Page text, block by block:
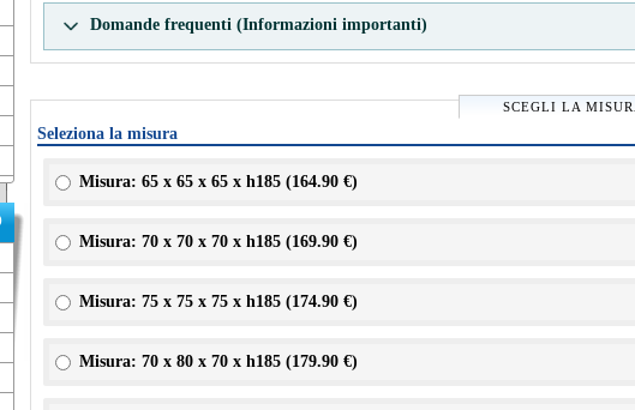
Domande frequenti (Informazioni importanti)
SCEGLI LA
Seleziona la misura
Misura: 65 x 65 x 65 x h185 (164.90 €)
Misura: 70 x 70 x 70 x h185 (169.90 €)
Misura: 75 x 75 x 75 x h185 (174.90 €)
Misura: 70 x 80 x 70 x h185 (179.90 €)